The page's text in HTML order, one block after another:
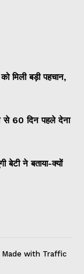
मिली बड़ी पहचान,
से 60 दिन पहले देना
ने बताया-क्यों
Made with Traffic